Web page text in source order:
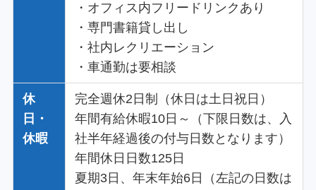
・オフィス内フリードリンクあり
・専門書籍貸し出し
・社内レクリエーション
・車通勤は要相談
休
日・
休暇
完全週休2日制（休日は土日祝日）
年間有給休暇10日～（下限日数は、入
社半年経過後の付与日数となります）
年間休日日数125日
夏期3日、年末年始6日（左記の日数は